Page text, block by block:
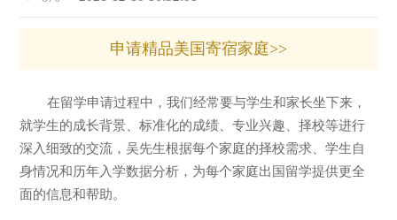
申请精品美国寄宿家庭>>
在留学申请过程中，我们经常要与学生和家长坐下来，
就学生的成长背景、标准化的成绩、专业兴趣、择校等进行
深入细致的交流，吴先生根据每个家庭的择校需求、学生自
身情况和历年入学数据分析，为每个家庭出国留学提供更全
面的信息和帮助。